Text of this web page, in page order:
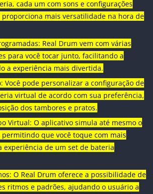
cada um com sons e configurações
mais versatilidade na hora de
Real Drum vem com várias
para você tocar junto, facilitando a
a experiência mais divertida.
Você pode personalizar a configuração de
virtual de acordo com sua preferência,
dos tambores e pratos.
Virtual: O aplicativo simula até mesmo o
que você toque com mais
experiência de um set de bateria
O Real Drum oferece a possibilidade de
ritmos e padrões, ajudando o usuário a